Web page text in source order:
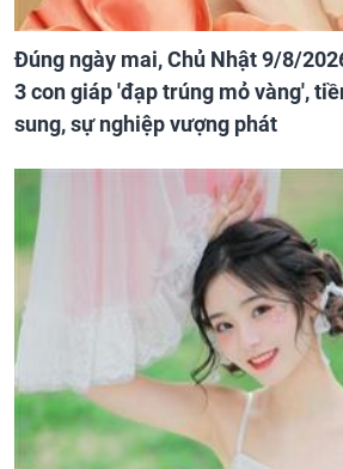
Đúng ngày mai, Chủ Nhật 9/8/
3 con giáp 'đạp trúng mỏ vàng',
sung, sự nghiệp vượng phát